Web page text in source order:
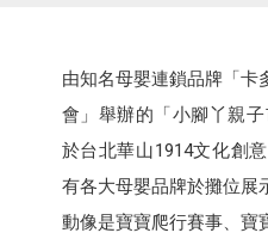
由知名母嬰連鎖品牌「卡
會」舉辦的「小腳丫親
於台北華山1914文化創
有各大母嬰品牌於攤位展
動像是寶寶爬行賽事、寶